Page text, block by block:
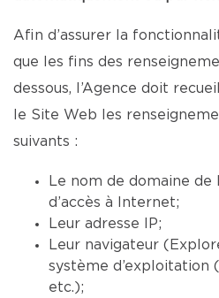
Afin d’assurer la
que les fins des
dessous, l’Agence doit
le Site Web les
suivants :
Le nom de domaine de
d’accès à Internet;
Leur adresse IP;
Leur navigateur
système d’exploitation
etc.);